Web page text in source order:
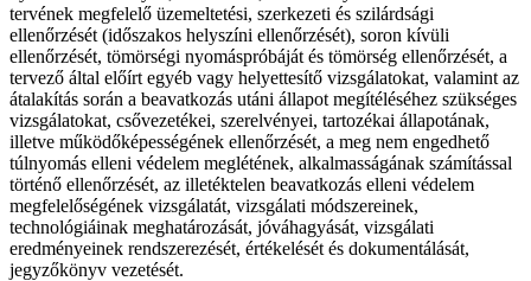
tervének megfelelő üzemeltetési, szerkezeti és szilárdsági
ellenőrzését (időszakos helyszíni ellenőrzését), soron kívüli
ellenőrzését, tömörségi nyomáspróbáját és tömörség ellenőrzését, a
tervező által előírt egyéb vagy helyettesítő vizsgálatokat, valamint az
átalakítás során a beavatkozás utáni állapot megítéléséhez szükséges
vizsgálatokat, csővezetékei, szerelvényei, tartozékai állapotának,
illetve működőképességének ellenőrzését, a meg nem engedhető
túlnyomás elleni védelem meglétének, alkalmasságának számítással
történő ellenőrzését, az illetéktelen beavatkozás elleni védelem
megfelelőségének vizsgálatát, vizsgálati módszereinek,
technológiáinak meghatározását, jóváhagyását, vizsgálati
eredményeinek rendszerezését, értékelését és dokumentálását,
jegyzőkönyv vezetését.